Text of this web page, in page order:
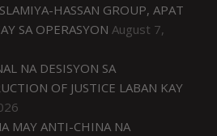
HASSAN GROUP, APAT
SA OPERASYON August 7,
NA DESISYON SA
OF JUSTICE LABAN KAY
MAY ANTI-CHINA NA